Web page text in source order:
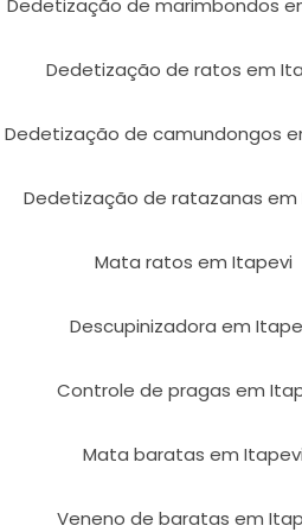
Dedetização de marimbondos
Dedetização de ratos em
Dedetização de camundongos
Dedetização de ratazanas em
Mata ratos em Itapevi
Descupinizadora em
Controle de pragas em
Mata baratas em Itapevi
Veneno de baratas em